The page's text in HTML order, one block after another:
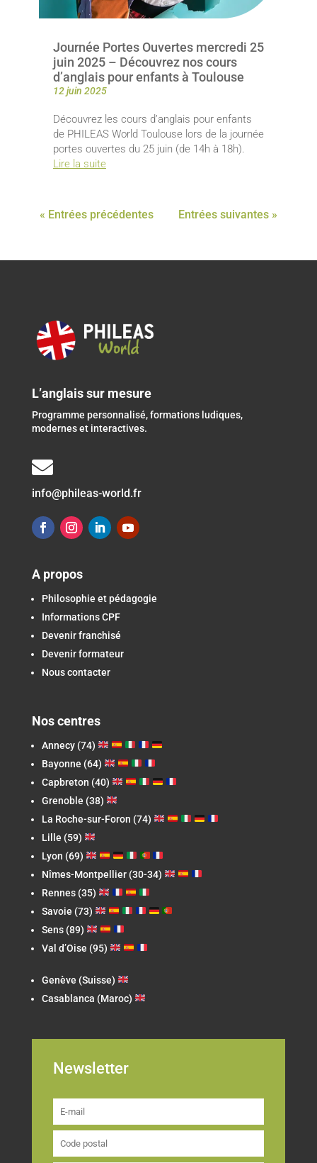
Journée Portes Ouvertes mercredi 25
juin 2025 – Découvrez nos cours
d’anglais pour enfants à Toulouse
12 juin 2025
Découvrez les cours d’anglais pour enfants
de PHILEAS World Toulouse lors de la journée
portes ouvertes du 25 juin (de 14h à 18h).
Lire la suite
« Entrées précédentes Entrées suivantes »
L’anglais sur mesure
Programme personnalisé, formations ludiques,
modernes et interactives.

info@phileas-world.fr
A propos
Philosophie et pédagogie
Informations CPF
Devenir franchisé
Devenir formateur
Nous contacter
Nos centres
Annecy (74)
Bayonne (64)
Capbreton (40)
Grenoble (38)
La Roche-sur-Foron (74)
Lille (59)
Lyon (69)
Nîmes-Montpellier (30-34)
Rennes (35)
Savoie (73)
Sens (89)
Val d’Oise (95)
Genève (Suisse)
Casablanca (Maroc)
Newsletter